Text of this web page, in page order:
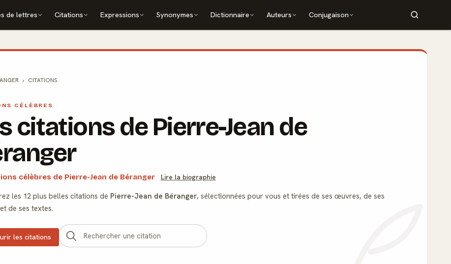
de lettres Citations Expressions Synonymes Dictionnaire Auteurs Conjugaison
CITATIONS
CÉLÈBRES
citations de Pierre-Jean de
célèbres de Pierre-Jean de Béranger Lire la biographie
les 12 plus belles citations de Pierre-Jean de Béranger, sélectionnées pour vous et tirées de ses œuvres, de ses
de ses textes.
les citations